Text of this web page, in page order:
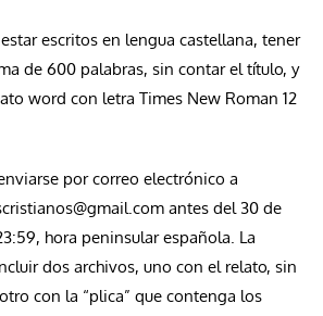
escritos en lengua castellana, tener
de 600 palabras, sin contar el título, y
word con letra Times New Roman 12
por correo electrónico a
antes del 30 de
hora peninsular española. La
dos archivos, uno con el relato, sin
con la “plica” que contenga los